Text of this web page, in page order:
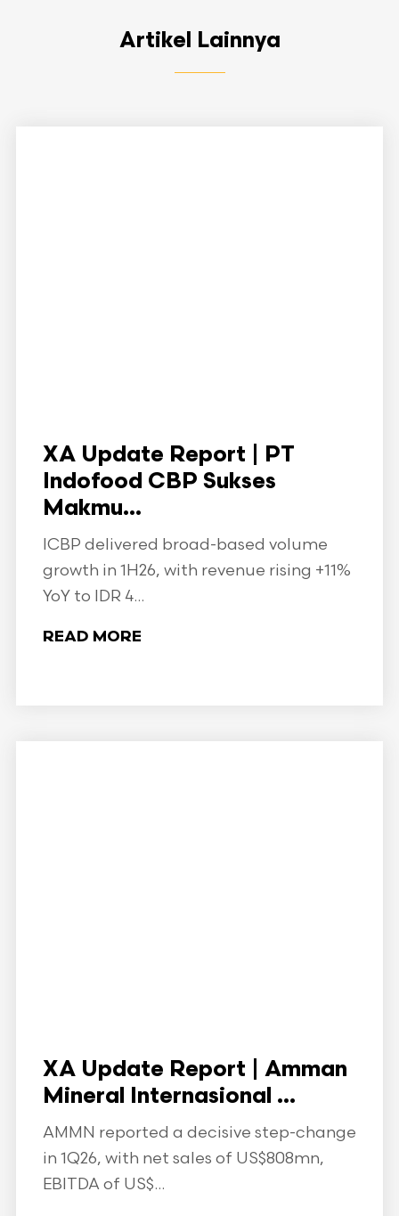
Artikel Lainnya
XA Update Report | PT
Indofood CBP Sukses
Makmu...
ICBP delivered broad-based volume
growth in 1H26, with revenue rising +11%
YoY to IDR 4...
READ MORE
XA Update Report | Amman
Mineral Internasional ...
AMMN reported a decisive step-change
in 1Q26, with net sales of US$808mn,
EBITDA of US$...